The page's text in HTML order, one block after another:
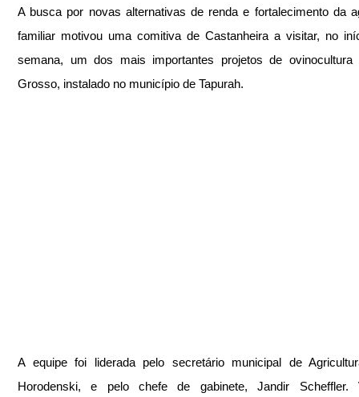
A busca por novas alternativas de renda e fortalecimento da
familiar motivou uma comitiva de Castanheira a visitar, no
semana, um dos mais importantes projetos de ovinocultura
Grosso, instalado no município de Tapurah.
A equipe foi liderada pelo secretário municipal de
Horodenski, e pelo chefe de gabinete, Jandir Scheffler.